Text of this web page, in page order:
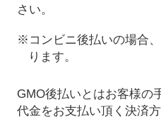
さい。
※コンビニ後払いの場合
ります。
GMO後払いとはお客様の
代金をお支払い頂く決済方